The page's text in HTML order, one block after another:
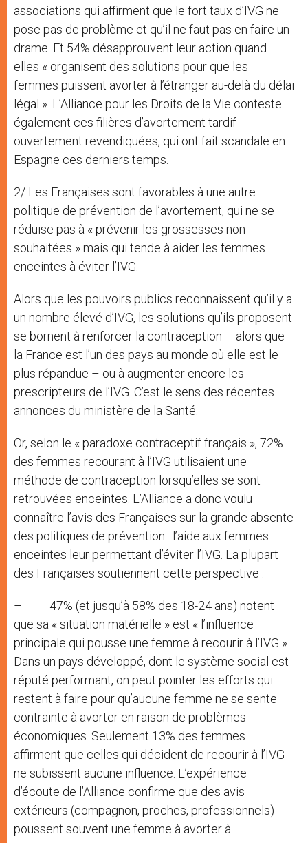
associations qui affirment que le fort taux d’IVG ne
pose pas de problème et qu’il ne faut pas en faire un
drame. Et 54% désapprouvent leur action quand
elles « organisent des solutions pour que les
femmes puissent avorter à l’étranger au-delà du délai
légal ». L’Alliance pour les Droits de la Vie conteste
également ces filières d’avortement tardif
ouvertement revendiquées, qui ont fait scandale en
Espagne ces derniers temps.
2/ Les Françaises sont favorables à une autre
politique de prévention de l’avortement, qui ne se
réduise pas à « prévenir les grossesses non
souhaitées » mais qui tende à aider les femmes
enceintes à éviter l’IVG.
Alors que les pouvoirs publics reconnaissent qu’il y a
un nombre élevé d’IVG, les solutions qu’ils proposent
se bornent à renforcer la contraception – alors que
la France est l’un des pays au monde où elle est le
plus répandue – ou à augmenter encore les
prescripteurs de l’IVG. C’est le sens des récentes
annonces du ministère de la Santé.
Or, selon le « paradoxe contraceptif français », 72%
des femmes recourant à l’IVG utilisaient une
méthode de contraception lorsqu’elles se sont
retrouvées enceintes. L’Alliance a donc voulu
connaître l’avis des Françaises sur la grande absente
des politiques de prévention : l’aide aux femmes
enceintes leur permettant d’éviter l’IVG. La plupart
des Françaises soutiennent cette perspective :
– 47% (et jusqu’à 58% des 18-24 ans) notent
que sa « situation matérielle » est « l’influence
principale qui pousse une femme à recourir à l’IVG ».
Dans un pays développé, dont le système social est
réputé performant, on peut pointer les efforts qui
restent à faire pour qu’aucune femme ne se sente
contrainte à avorter en raison de problèmes
économiques. Seulement 13% des femmes
affirment que celles qui décident de recourir à l’IVG
ne subissent aucune influence. L’expérience
d’écoute de l’Alliance confirme que des avis
extérieurs (compagnon, proches, professionnels)
poussent souvent une femme à avorter à